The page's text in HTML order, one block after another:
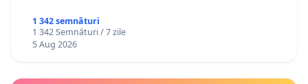
1 342 semnături
1 342 Semnături / 7 zile
5 Aug 2026